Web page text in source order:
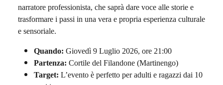
narratore professionista, che saprà dare voce alle storie e
trasformare i passi in una vera e propria esperienza culturale
e sensoriale.
Quando: Giovedì 9 Luglio 2026, ore 21:00
Partenza: Cortile del Filandone (Martinengo)
Target: L’evento è perfetto per adulti e ragazzi dai 10